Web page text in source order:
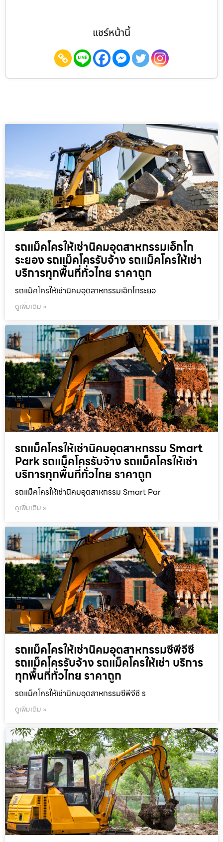
แชร์หน้านี้
รถแม็คโครให้เช่านิคมอุตสาหกรรมเอ็กโก
ระยอง รถแม็คโครรับจ้าง รถแม็คโครให้เช่า
บริการทุกพื้นที่ทั่วไทย ราคาถูก
รถแม็คโครให้เช่านิคมอุตสาหกรรมเอ็กโกระยอ
ดูเพิ่มเติม »
รถแม็คโครให้เช่านิคมอุตสาหกรรม Smart
Park รถแม็คโครรับจ้าง รถแม็คโครให้เช่า
บริการทุกพื้นที่ทั่วไทย ราคาถูก
รถแม็คโครให้เช่านิคมอุตสาหกรรม Smart Par
ดูเพิ่มเติม »
รถแม็คโครให้เช่านิคมอุตสาหกรรมซีพีจีซี
รถแม็คโครรับจ้าง รถแม็คโครให้เช่า บริการ
ทุกพื้นที่ทั่วไทย ราคาถูก
รถแม็คโครให้เช่านิคมอุตสาหกรรมซีพีจีซี ร
ดูเพิ่มเติม »